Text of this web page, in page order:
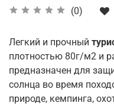
(0)
Легкий и прочный
плотностью 80г/м2 и
предназначен для
солнца во время
природе, кемпинга,